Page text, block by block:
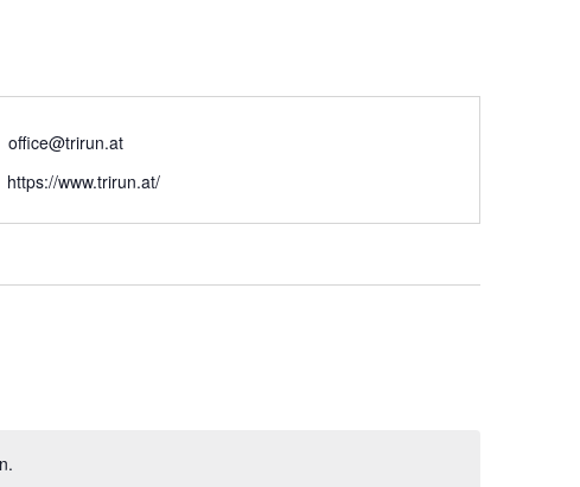
office@trirun.at
https://www.trirun.at/